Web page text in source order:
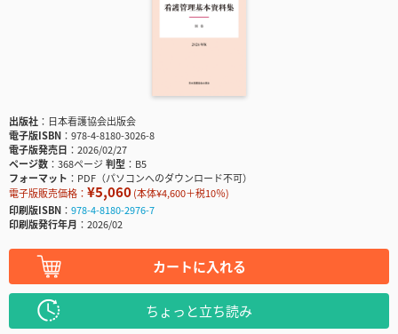
出版社
日本看護協会出版会
電子版ISBN
978-4-8180-3026-8
電子版発売日
2026/02/27
ページ数
368ページ判型
B5
フォーマット
PDF（パソコンへのダウンロード不可）
電子版販売価格： ¥5,060(本体¥4,600＋税10％)
印刷版ISBN
978-4-8180-2976-7
印刷版発行年月
2026/02
カートに入れる
ちょっと立ち読み